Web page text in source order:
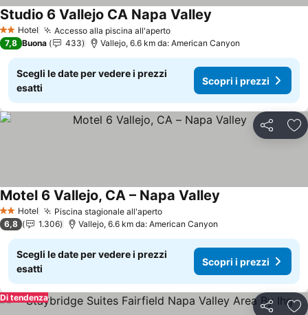
2 StelleHotel Accesso alla piscina all'aperto
Studio 6 Vallejo CA Napa Valley
7,8 Buona 433 Vallejo, 6.6 km da: American Canyon
Scegli le date per vedere i prezzi
esatti
Scopri i prezzi
Condividi
2 StelleHotel Piscina stagionale all'aperto
Motel 6 Vallejo, CA – Napa Valley
6,8 1.306 Vallejo, 6.6 km da: American Canyon
Scegli le date per vedere i prezzi
esatti
Scopri i prezzi
Condividi
Di tendenza